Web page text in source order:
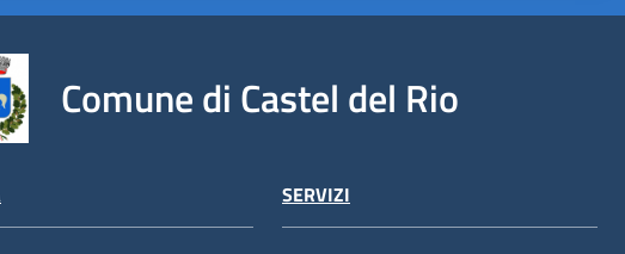
Comune di Castel del Rio
SERVIZI